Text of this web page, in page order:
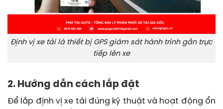
Định vị xe tải là thiết bị GPS giám sát hành trình gắn trực
tiếp lên xe
2. Hướng dẫn cách lắp đặt
Để lắp định vị xe tải đúng kỹ thuật và hoạt động ổn